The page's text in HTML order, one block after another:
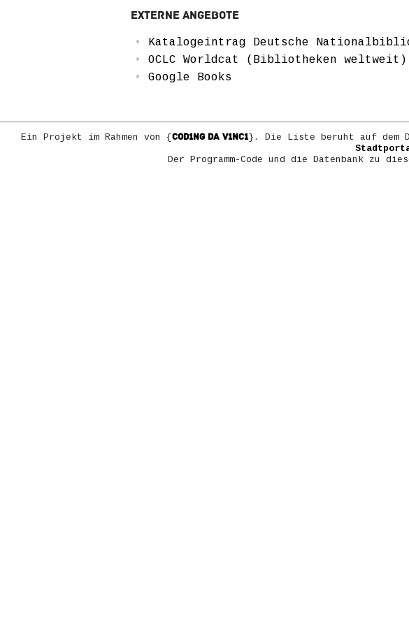
Externe Angebote
Katalogeintrag Deutsche
OCLC Worldcat (Bibliotheken weltweit)
Google Books
Ein Projekt im Rahmen von {COD1NG DA V1NC1}. Die Liste beruht auf dem
Der Programm-Code und die Datenbank zu